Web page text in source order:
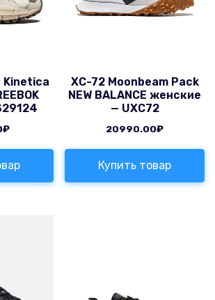
Kinetica
₽
XC-72 Moonbeam Pack
NEW BALANCE женские
— UXC72
20990.00₽
Купить товар